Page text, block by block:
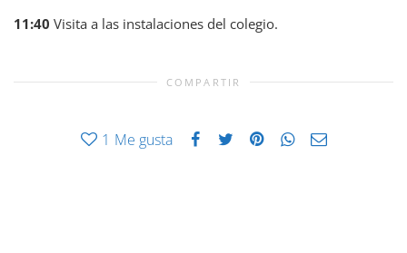
11:40 Visita a las instalaciones del colegio.
COMPARTIR
1 Me gusta